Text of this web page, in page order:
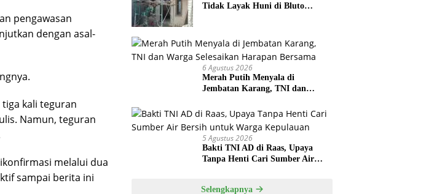
pengawasan
dengan asal-
kali teguran
Namun, teguran
melalui dua
sampai berita ini
Tidak Layak Huni di Bluto
6 Agustus 2026
Merah Putih Menyala di
Jembatan Karang, TNI dan
Bersama
5 Agustus 2026
Bakti TNI AD di Raas, Upaya
Tanpa Henti Cari Sumber Air
Selengkapnya